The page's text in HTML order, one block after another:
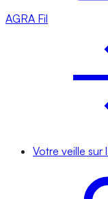
AGRA Fil
Votre veille